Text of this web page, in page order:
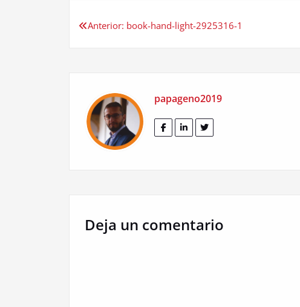
Navegación
entradas
Anterior: book-hand-light-2925316-1
papageno2019
Deja un comentario